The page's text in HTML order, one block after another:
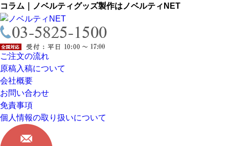
コラム｜ノベルティグッズ製作はノベルティNET
ご注文の流れ
原稿入稿について
会社概要
お問い合わせ
免責事項
個人情報の取り扱いについて